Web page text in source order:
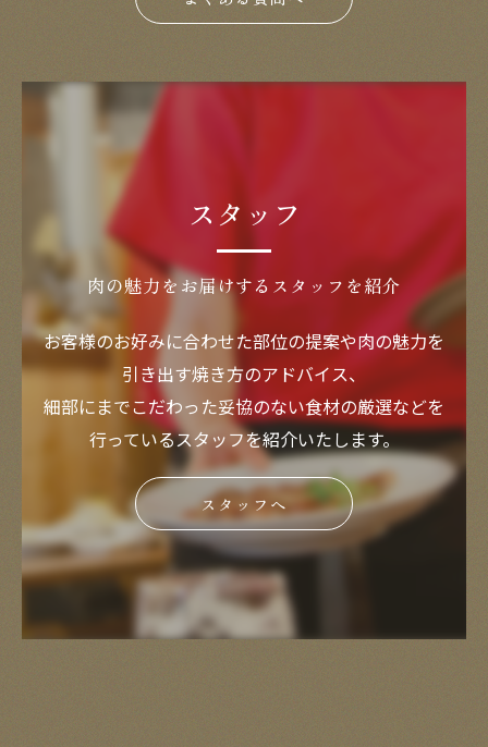
肉の魅力をお届けするスタッフを紹介
スタッフ
お客様のお好みに合わせた部位の提案や肉の魅力を
引き出す焼き方のアドバイス、
細部にまでこだわった妥協のない食材の厳選などを
行っているスタッフを紹介いたします。
スタッフへ